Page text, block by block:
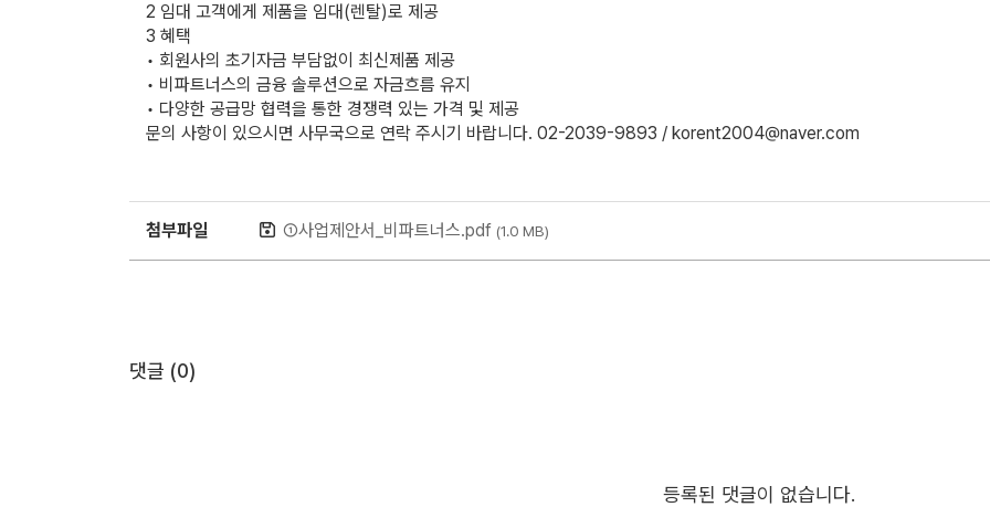
2 임대 고객에게 제품을 임대(렌탈)로 제공
3 혜택
• 회원사의 초기자금 부담없이 최신제품 제공
• 비파트너스의 금융 솔루션으로 자금흐름 유지
• 다양한 공급망 협력을 통한 경쟁력 있는 가격 및 제공
문의 사항이 있으시면 사무국으로 연락 주시기 바랍니다. 02-2039-9893 / korent2004@naver.com
첨부파일 ①사업제안서_비파트너스.pdf (1.0 MB)
댓글 (0)
등록된 댓글이 없습니다.